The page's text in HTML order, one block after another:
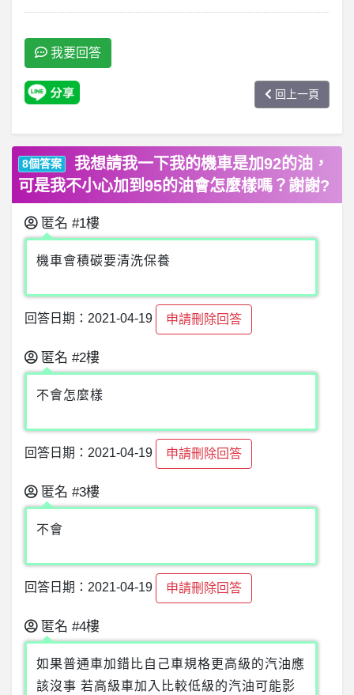
我要回答
回上一頁
8個答案
我想請我一下我的機車是加92的油，
可是我不小心加到95的油會怎麼樣嗎？謝謝?
匿名 #1樓
機車會積碳要清洗保養
回答日期：2021-04-19 申請刪除回答
匿名 #2樓
不會怎麼樣
回答日期：2021-04-19 申請刪除回答
匿名 #3樓
不會
回答日期：2021-04-19 申請刪除回答
匿名 #4樓
如果普通車加錯比自己車規格更高級的汽油應
該沒事 若高級車加入比較低級的汽油可能影